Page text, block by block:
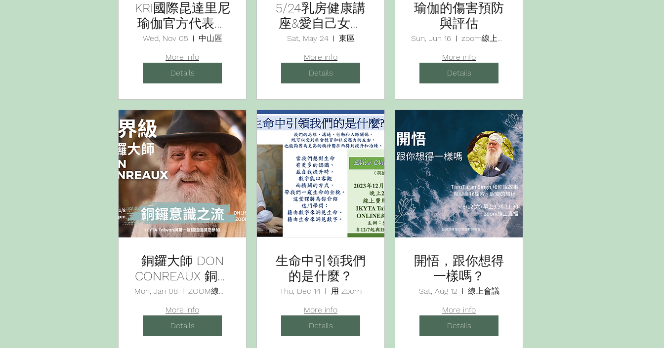
KRI國際昆達里尼
瑜伽官方代表拜
訪活動
Wed, Nov 05
中山區
More info
Details
5/24乳房健康講
座&愛自己女人
日
Sat, May 24
東區
More info
Details
瑜伽的傷害預防
與評估
Sun, Jun 16
zoom線上會議
More info
Details
銅鑼大師 DON
CONREAUX 銅鑼
意識線上對談分
享會
Mon, Jan 08
ZOOM線上會議室
More info
Details
生命中引領我們
的是什麼？
Thu, Dec 14
用 Zoom
More info
Details
開悟，跟你想得
一樣嗎？
Sat, Aug 12
線上會議
More info
Details